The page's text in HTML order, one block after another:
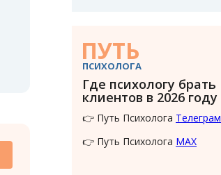
ПУТЬ
ПСИХОЛОГА
Где психологу брать
клиентов в 2026 году
👉 Путь Психолога Телеграм
👉 Путь Психолога MAX